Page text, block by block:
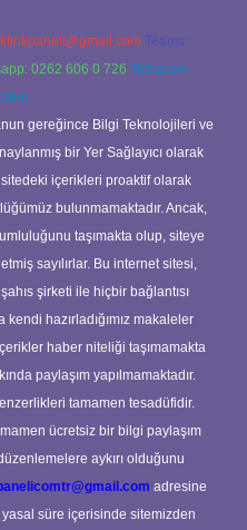
Teams:
0262 606 0 726 Telegram:
gereğince Bilgi Teknolojileri ve
bir Yer Sağlayıcı olarak
içerikleri proaktif olarak
bulunmamaktadır. Ancak,
taşımakta olup, siteye
sayılırlar. Bu internet sitesi,
şirketi ile hiçbir bağlantısı
hazırladığımız makaleler
haber niteliği taşımamakta
paylaşım yapılmamaktadır.
tamamen tesadüfidir.
ücretsiz bir bilgi paylaşım
aykırı olduğunu
adresine
süre içerisinde sitemizden